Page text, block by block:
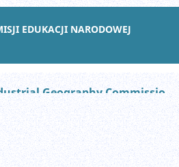
EDUKACJI NARODOWEJ
Studies of the Industrial Geography Commission of the Polish Geographical Society